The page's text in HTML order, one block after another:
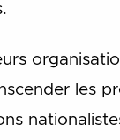
les